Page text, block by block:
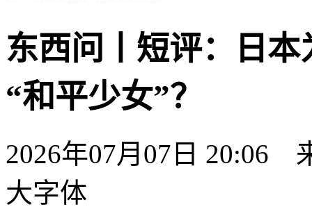
东西问丨短评：日
“和平少女”？
2026年07月07日 20:06
大字体